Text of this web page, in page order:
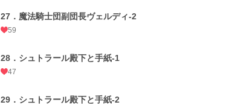
27．魔法騎士団副団長ヴェルディ-2
59
28．シュトラール殿下と手紙-1
47
29．シュトラール殿下と手紙-2